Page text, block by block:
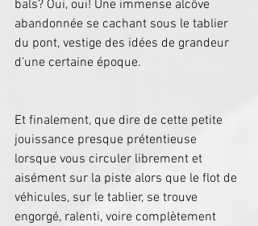
bals? Oui, oui! Une immense alcôve
abandonnée se cachant sous le tablier
du pont, vestige des idées de grandeur
d'une certaine époque.
Et finalement, que dire de cette petite
jouissance presque prétentieuse
lorsque vous circuler librement et
aisément sur la piste alors que le flot de
véhicules, sur le tablier, se trouve
engorgé, ralenti, voire complètement